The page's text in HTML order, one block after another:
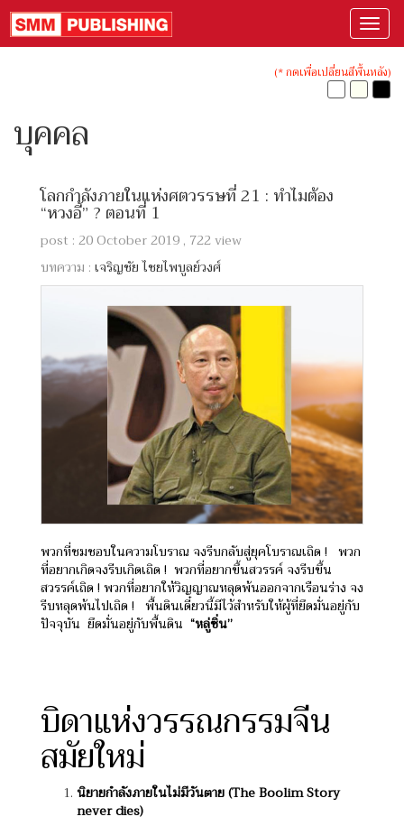
(* กดเพื่อเปลี่ยนสีพื้นหลัง)
บุคคล
โลกกำลังภายในแห่งศตวรรษที่ 21 : ทำไมต้อง
“หวงอี้” ? ตอนที่ 1
post : 20 October 2019 , 722 view
บทความ : เจริญชัย ไชยไพบูลย์วงศ์
พวกที่ชมชอบในความโบราณ จงรีบกลับสู่ยุคโบราณเถิด ! พวก
ที่อยากเกิดจงรีบเกิดเถิด ! พวกที่อยากขึ้นสวรรค์ จงรีบขึ้น
สวรรค์เถิด ! พวกที่อยากให้วิญญาณหลุดพ้นออกจากเรือนร่าง จง
รีบหลุดพ้นไปเถิด ! พื้นดินเดี๋ยวนี้มีไว้สำหรับให้ผู้ที่ยึดมั่นอยู่กับ
ปัจจุบัน ยึดมั่นอยู่กับพื้นดิน “หลู่ซิ่น”
บิดาแห่งวรรณกรรมจีน
สมัยใหม่
นิยายกำลังภายในไม่มีวันตาย (The Boolim Story
never dies)